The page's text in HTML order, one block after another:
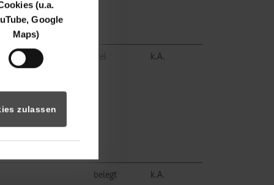
(u.a.
Google
Maps)
zulassen
frei k.A.
belegt k.A.